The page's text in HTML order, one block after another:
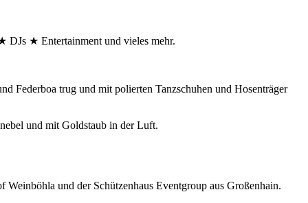
DJs ★ Entertainment und vieles mehr.
Federboa trug und mit polierten Tanzschuhen und Hosenträger
und mit Goldstaub in der Luft.
und der Schützenhaus Eventgroup aus Großenhain.